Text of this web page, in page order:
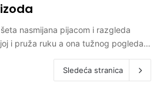
nasmijana pijacom i razgleda
i pruža ruku a ona tužnog pogleda…
Sledeća stranica